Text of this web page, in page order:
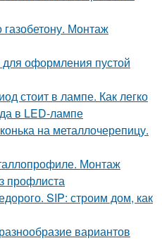
Монтаж
оформления пустой
стоит в лампе. Как легко
в LED-лампе
на металлочерепицу.
Монтаж
профлиста
SIP: строим дом, как
вариантов